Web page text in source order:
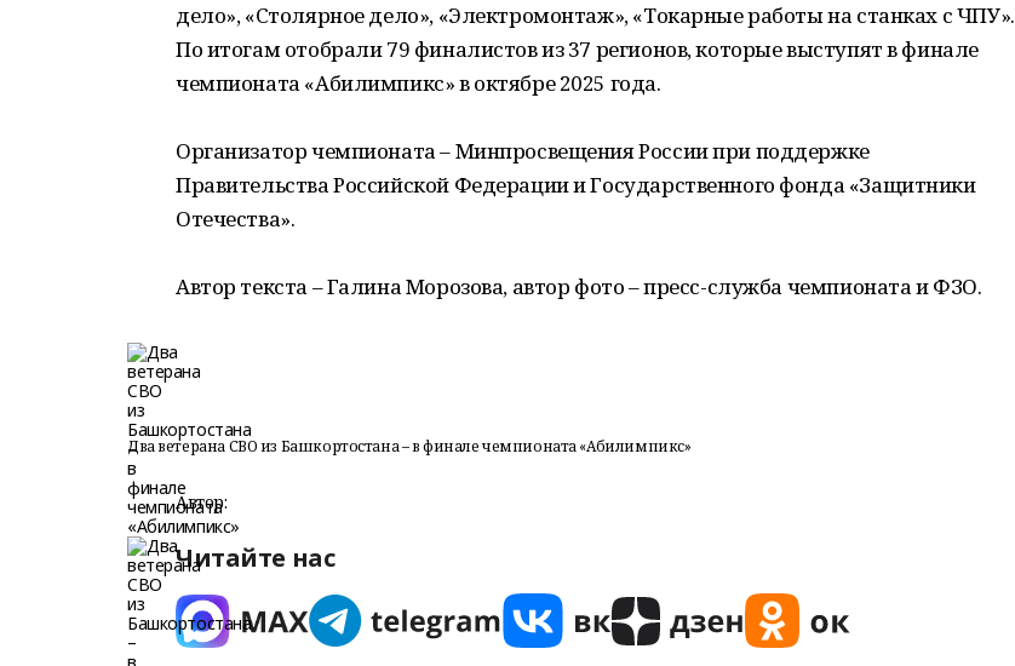
дело», «Столярное дело», «Электромонтаж», «Токарные работы на станках с ЧПУ».
По итогам отобрали 79 финалистов из 37 регионов, которые выступят в финале
чемпионата «Абилимпикс» в октябре 2025 года.
Организатор чемпионата – Минпросвещения России при поддержке
Правительства Российской Федерации и Государственного фонда «Защитники
Отечества».
Автор текста – Галина Морозова, автор фото – пресс-служба чемпионата и ФЗО.
Два ветерана СВО из Башкортостана – в финале чемпионата «Абилимпикс»
Автор:
Читайте нас